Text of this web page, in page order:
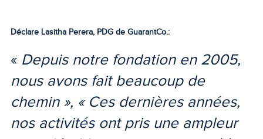
Déclare Lasitha Perera, PDG de GuarantCo.:
« Depuis notre fondation en 2005,
nous avons fait beaucoup de
chemin », « Ces dernières années,
nos activités ont pris une ampleur